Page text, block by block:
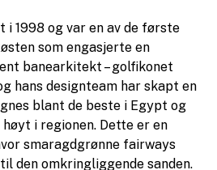
i 1998 og var en av de første
som engasjerte en
banearkitekt – golfikonet
hans designteam har skapt en
blant de beste i Egypt og
i regionen. Dette er en
smaragdgrønne fairways
den omkringliggende sanden.